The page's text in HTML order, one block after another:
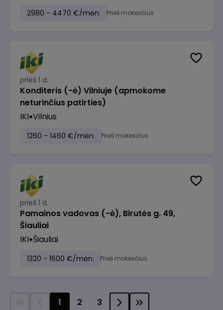
2980 - 4470 €/mėn. Prieš mokesčius
prieš 1 d.
Konditeris (-ė) Vilniuje (apmokome
neturinčius patirties)
IKI Vilnius
1260 - 1460 €/mėn. Prieš mokesčius
prieš 1 d.
Pamainos vadovas (-ė), Birutės g. 49,
Šiauliai
IKI Šiauliai
1320 - 1600 €/mėn. Prieš mokesčius
1 2 3